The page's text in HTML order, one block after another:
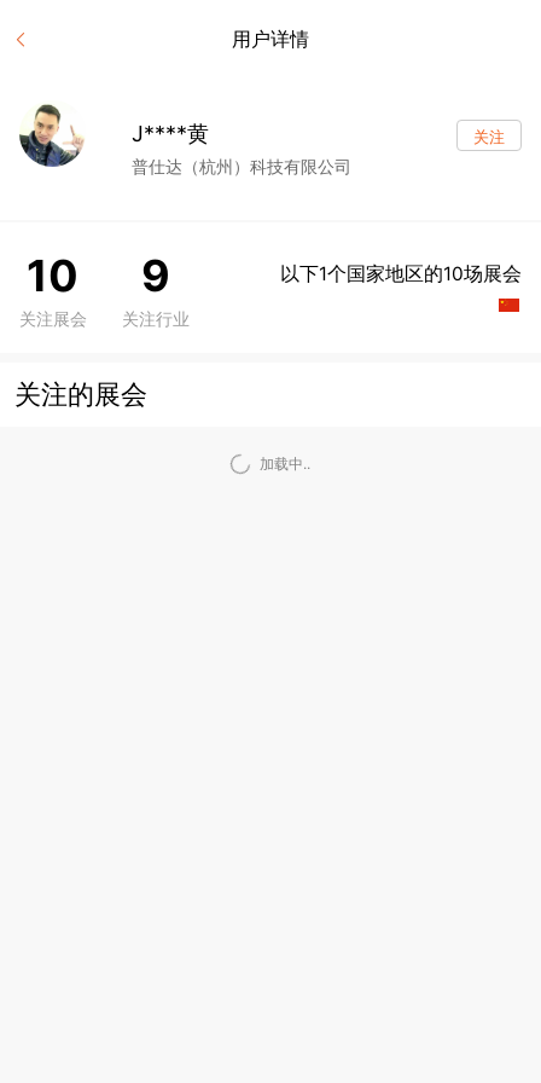
用户详情
J****黄
普仕达（杭州）科技有限公司
关注
10
关注展会
9
关注行业
以下1个国家地区的10场展会
关注的展会
加载中..